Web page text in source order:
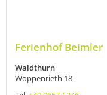
Ferienhof Beimler
Waldthurn
Woppenrieth 18